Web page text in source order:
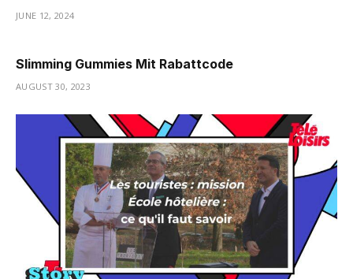
JUNE 12, 2024
Slimming Gummies Mit Rabattcode
AUGUST 30, 2023